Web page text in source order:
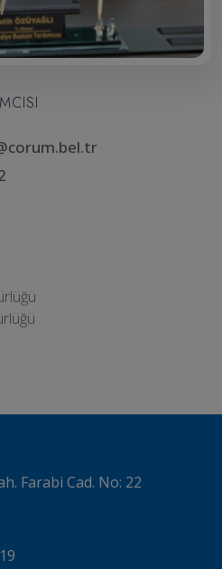
Farabi Cad. No: 22